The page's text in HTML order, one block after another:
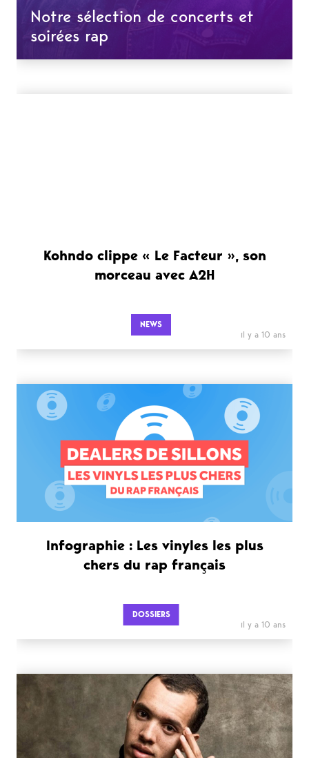
Notre sélection de concerts et
soirées rap
Kohndo clippe « Le Facteur », son
morceau avec A2H
NEWS
il y a 10 ans
Infographie : Les vinyles les plus
chers du rap français
DOSSIERS
il y a 10 ans